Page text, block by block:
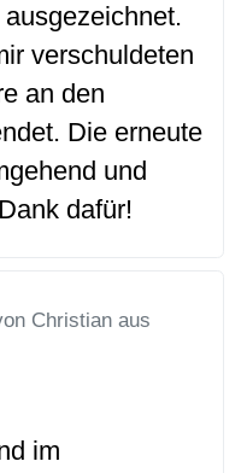
verschuldeten
an den
Die erneute
und
dafür!
Christian aus
im